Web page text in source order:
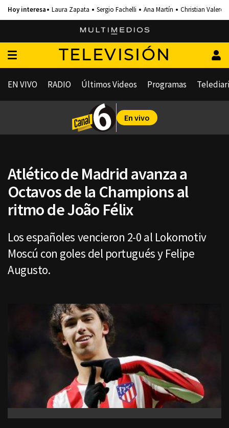
Laura Zapata Sergio Fachelli Ana Martín Christian Valero
TELEVISIÓN
EN VIVO RADIO Últimos Videos Programas
En vivo
Atlético de Madrid avanza a
Octavos de la Champions al
ritmo de João Félix
Los españoles vencieron 2-0 al Lokomotiv
Moscú con goles del portugués y Felipe
Augusto.